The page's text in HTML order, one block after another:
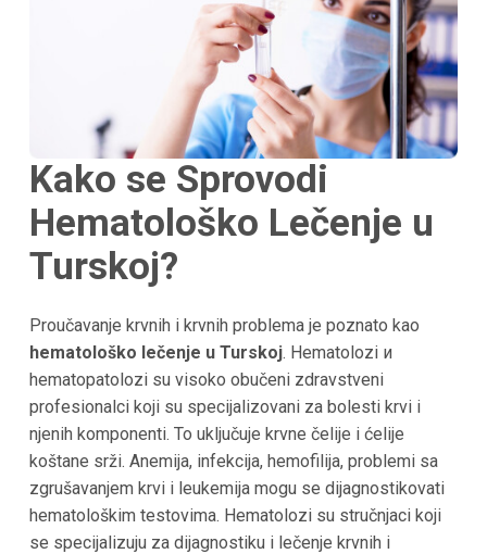
Kako se Sprovodi
Hematološko Lečenje u
Turskoj?
Proučavanje krvnih i krvnih problema je poznato kao
hematološko lečenje u Turskoj. Hematolozi и
hematopatolozi su visoko obučeni zdravstveni
profesionalci koji su specijalizovani za bolesti krvi i
njenih komponenti. To uključuje krvne čelije i ćelije
koštane srži. Anemija, infekcija, hemofilija, problemi sa
zgrušavanjem krvi i leukemija mogu se dijagnostikovati
hematološkim testovima. Hematolozi su stručnjaci koji
se specijalizuju za dijagnostiku i lečenje krvnih i